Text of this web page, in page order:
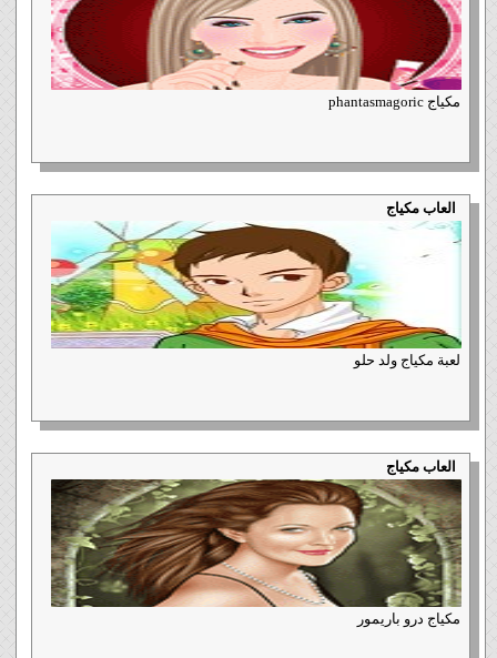
مكياج phantasmagoric
العاب مكياج
لعبة مكياج ولد حلو
العاب مكياج
مكياج درو باريمور